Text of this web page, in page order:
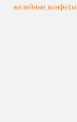
желейные конфеты